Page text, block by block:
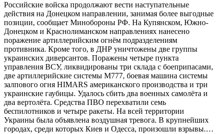
Российские войска продолжают вести наступательные
действия на Донецком направлении, занимая более выгодные
позиции, сообщает Минобороны РФ. На Купянском, Южно-
Донецком и Краснолиманском направлениях нанесено
поражение артиллерийским огнём подразделениям
противника. Кроме того, в ДНР уничтожены две группы
украинских диверсантов. Поражены четыре пункта
управления ВСУ, ликвидированы три склада с боеприпасами,
две артиллерийские системы М777, боевая машина системы
залпового огня HIMARS американского производства и три
украинские гаубицы. Удалось сбить два военных самолёта и
два вертолёта. Средства ПВО перехватили семь
беспилотников и четыре ракеты. На всей территории
Украины была объявлена воздушная тревога. В крупнейших
городах, среди которых Киев и Одесса, произошли взрывы.…